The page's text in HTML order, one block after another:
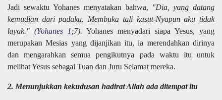
Jadi sewaktu Yohanes menyatakan bahwa,
"Dia, yang datang
kemudian dari padaku. Membuka tali kasut-Nyapun aku tidak
layak." (Yohanes 1 ;7). Yohanes menyadari siapa Yesus, yang
merupakan Mesias yang dijanjikan itu, ia merendahkan dirinya
dan mengarahkan semua pengikutnya pada waktu itu untuk
melihat Yesus sebagai Tuan dan Juru Selamat mereka.
2. Menunjukkan kekudusan hadirat Allah ada ditempat itu